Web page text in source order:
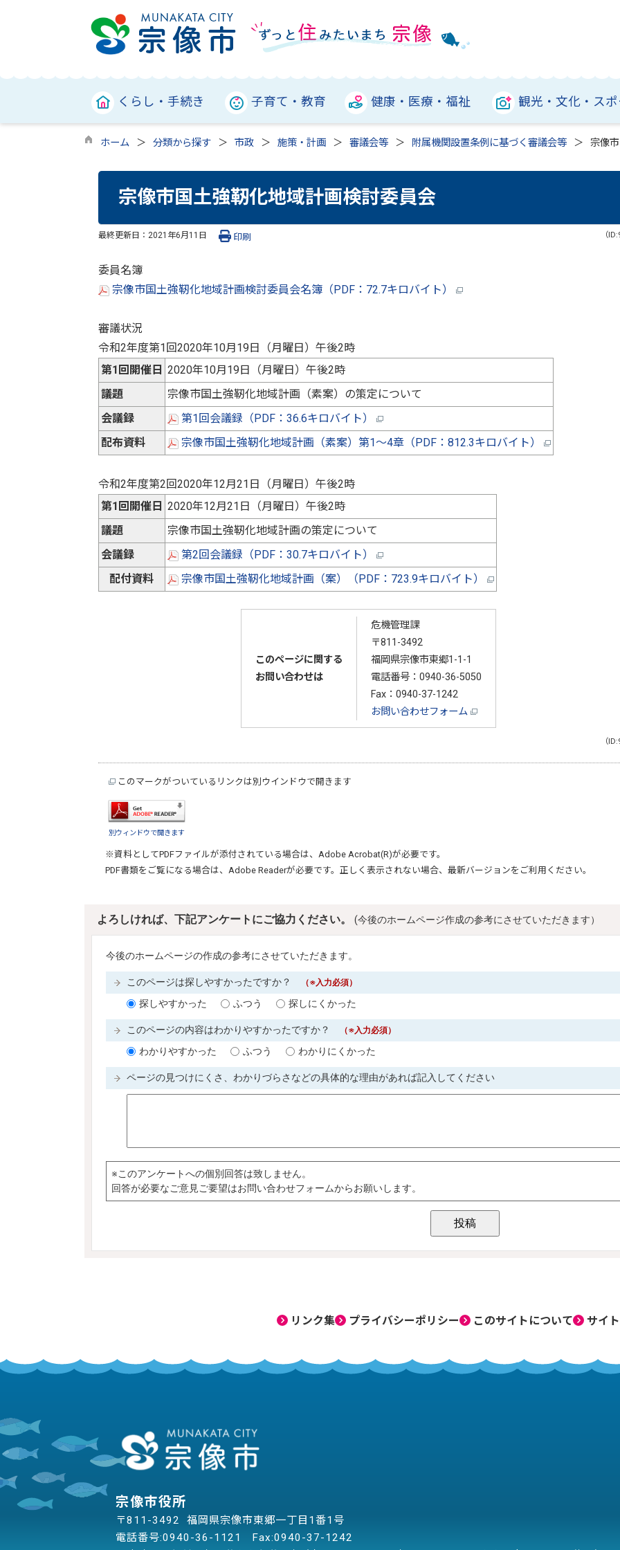
くらし・手続き 子育て・教育 健康・医療・福祉 観光・文化・ス
ホーム 分類から探す 市政 施策・計画 審議会等 附属機関設置条例に基づく審議会等 宗像
宗像市国土強靭化地域計画検討委員会
最終更新日： 2021年6月11日 （
印刷
委員名簿
宗像市国土強靭化地域計画検討委員会名簿（PDF：72.7キロバイト）
審議状況
令和2年度第1回2020年10月19日（月曜日）午後2時
第1回開催日 2020年10月19日（月曜日）午後2時
議題
宗像市国土強靭化地域計画（素案）の策定について
会議録
第1回会議録（PDF：36.6キロバイト）
配布資料
宗像市国土強靭化地域計画（素案）第1～4章（PDF：812.3キロバイト）
令和2年度第2回2020年12月21日（月曜日）午後2時
第1回開催日 2020年12月21日（月曜日）午後2時
議題
宗像市国土強靭化地域計画の策定について
会議録
第2回会議録（PDF：30.7キロバイト）
配付資料
宗像市国土強靭化地域計画（案）（PDF：723.9キロバイト）
このページに関する
お問い合わせは
危機管理課
〒811-3492
福岡県宗像市東郷1-1-1
電話番号： 0940-36-5050
Fax：0940-37-1242
お問い合わせフォーム
（
このマークがついているリンクは別ウインドウで開きます
別ウィンドウで開きます
※資料としてPDFファイルが添付されている場合は、 Adobe Acrobat(R)が必要です。
PDF書類をご覧になる場合は、 Adobe Readerが必要です。正しく表示されない場合、最新バージョンをご利用ください。
リンク集 プライバシーポリシー このサイトについて サイ
宗像市役所
〒811-3492 福岡県宗像市東郷一丁目1番1号
電話番号:0940-36-1121
Fax:0940-37-1242